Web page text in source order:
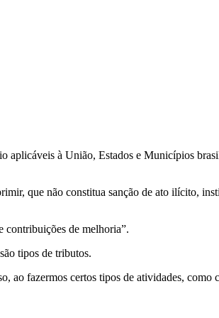
à União, Estados e Municípios
que não constitua sanção de ato ilícito,
contribuições de melhoria”.
tipos de tributos.
ao fazermos certos tipos de atividades,